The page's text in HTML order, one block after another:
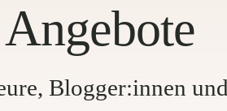
Blogger:innen